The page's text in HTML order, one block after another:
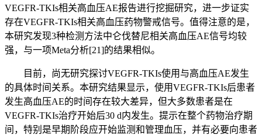
VEGFR-TKIs相关高血压AE报告进行挖掘研究，进一步证实
存在VEGFR-TKIs相关高血压药物警戒信号。值得注意的是，
本研究发现3种检测方法中仑伐替尼相关高血压AE信号均较
强，与一项Meta分析[21]的结果相似。
目前，尚无研究探讨VEGFR-TKIs使用与高血压AE发生
的具体时间关系。本研究结果显示，使用VEGFR-TKIs后患者
发生高血压AE的时间存在较大差异，但大多数患者是在
VEGFR-TKIs治疗开始后30 d内发生。提示在整个药物治疗期
间，特别是早期阶段应开始监测和管理血压，并有必要向患者